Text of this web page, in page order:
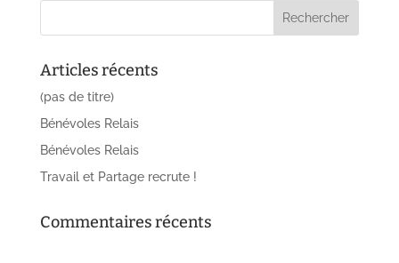
Articles récents
(pas de titre)
Bénévoles Relais
Bénévoles Relais
Travail et Partage recrute !
Commentaires récents